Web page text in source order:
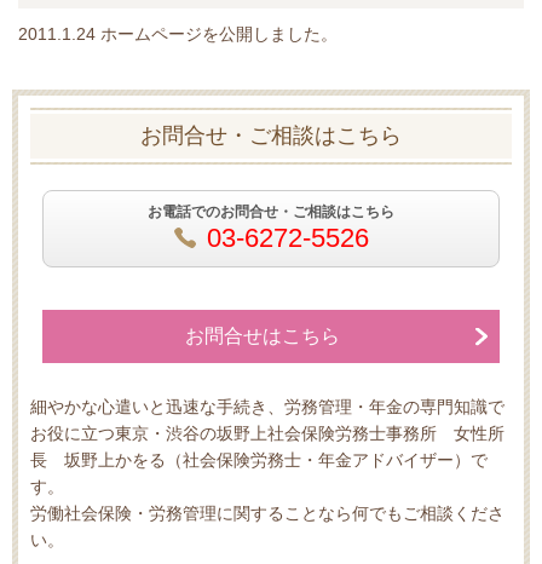
2011.1.24 ホームページを公開しました。
お問合せ・ご相談はこちら
お電話でのお問合せ・ご相談はこちら
03-6272-5526
お問合せはこちら
細やかな心遣いと迅速な手続き、労務管理・年金の専門知識で
お役に立つ東京・渋谷の坂野上社会保険労務士事務所 女性所
長 坂野上かをる（社会保険労務士・年金アドバイザー）で
す。
労働社会保険・労務管理に関することなら何でもご相談くださ
い。